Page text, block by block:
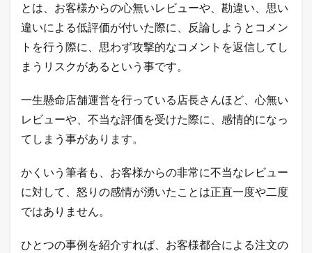
とは、お客様からの心無いレビューや、勘違い、思い
違いによる低評価が付いた際に、反論しようとコメン
トを行う際に、思わず攻撃的なコメントを返信してし
まうリスクがあるという事です。
一生懸命店舗運営を行っている店長さんほど、心無い
レビューや、不当な評価を受けた際に、感情的になっ
てしまう事があります。
かくいう筆者も、お客様からの非常に不当なレビュー
に対して、怒りの感情が湧いたことは正直一度や二度
ではありません。
ひとつの事例を紹介すれば、お客様都合による注文の